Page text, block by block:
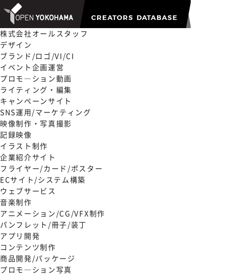
株式会社オールスタッフ
デザイン
ブランド/ロゴ/VI/CI
イベント企画運営
プロモ―ション動画
ライティング・編集
キャンペーンサイト
SNS運用/マーケティング
映像制作・写真撮影
記録映像
イラスト制作
企業紹介サイト
フライヤー/カード/ポスター
ECサイト/システム構築
ウェブサービス
音楽制作
アニメーション/CG/VFX制作
パンフレット/冊子/装丁
アプリ開発
コンテンツ制作
商品開発/パッケージ
プロモ―ション写真